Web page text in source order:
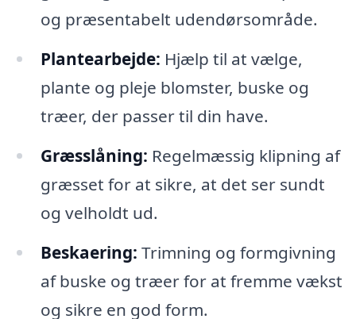
og præsentabelt udendørsområde.
Plantearbejde: Hjælp til at vælge,
plante og pleje blomster, buske og
træer, der passer til din have.
Græsslåning: Regelmæssig klipning af
græsset for at sikre, at det ser sundt
og velholdt ud.
Beskaering: Trimning og formgivning
af buske og træer for at fremme vækst
og sikre en god form.